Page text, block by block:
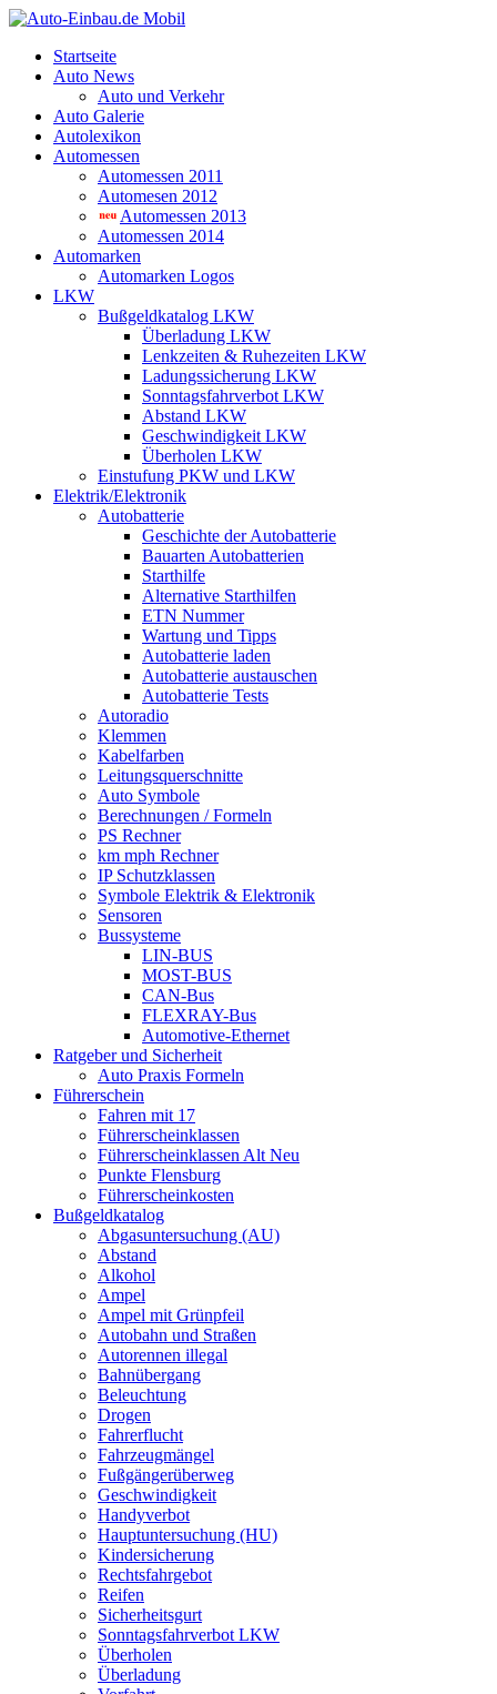
Startseite
Auto News
Auto und Verkehr
Auto Galerie
Autolexikon
Automessen
Automessen 2011
Automesen 2012
Automessen 2013
Automessen 2014
Automarken
Automarken Logos
LKW
Bußgeldkatalog LKW
Überladung LKW
Lenkzeiten & Ruhezeiten LKW
Ladungssicherung LKW
Sonntagsfahrverbot LKW
Abstand LKW
Geschwindigkeit LKW
Überholen LKW
Einstufung PKW und LKW
Elektrik/Elektronik
Autobatterie
Geschichte der Autobatterie
Bauarten Autobatterien
Starthilfe
Alternative Starthilfen
ETN Nummer
Wartung und Tipps
Autobatterie laden
Autobatterie austauschen
Autobatterie Tests
Autoradio
Klemmen
Kabelfarben
Leitungsquerschnitte
Auto Symbole
Berechnungen / Formeln
PS Rechner
km mph Rechner
IP Schutzklassen
Symbole Elektrik & Elektronik
Sensoren
Bussysteme
LIN-BUS
MOST-BUS
CAN-Bus
FLEXRAY-Bus
Automotive-Ethernet
Ratgeber und Sicherheit
Auto Praxis Formeln
Führerschein
Fahren mit 17
Führerscheinklassen
Führerscheinklassen Alt Neu
Punkte Flensburg
Führerscheinkosten
Bußgeldkatalog
Abgasuntersuchung (AU)
Abstand
Alkohol
Ampel
Ampel mit Grünpfeil
Autobahn und Straßen
Autorennen illegal
Bahnübergang
Beleuchtung
Drogen
Fahrerflucht
Fahrzeugmängel
Fußgängerüberweg
Geschwindigkeit
Handyverbot
Hauptuntersuchung (HU)
Kindersicherung
Rechtsfahrgebot
Reifen
Sicherheitsgurt
Sonntagsfahrverbot LKW
Überholen
Überladung